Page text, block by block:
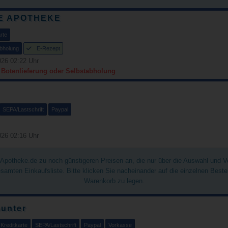
APOTHEKE
E-Rezept
02:22 Uhr
oder Selbstabholung
SEPA/Lastschrift Paypal
02:16 Uhr
zu noch günstigeren Preisen an, die nur über die Auswahl und
Einkaufsliste. Bitte klicken Sie nacheinander auf die einzelnen
Warenkorb zu legen.
Kreditkarte SEPA/Lastschrift Paypal Vorkasse